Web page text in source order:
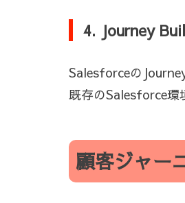
4. Journey
Salesforceの
既存のSalesforce環
顧客ジャー